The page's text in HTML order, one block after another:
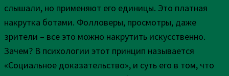
слышали, но применяют его единицы. Это платная
накрутка ботами. Фолловеры, просмотры, даже
зрители – все это можно накрутить искусственно.
Зачем? В психологии этот принцип называется
«Социальное доказательство», и суть его в том, что